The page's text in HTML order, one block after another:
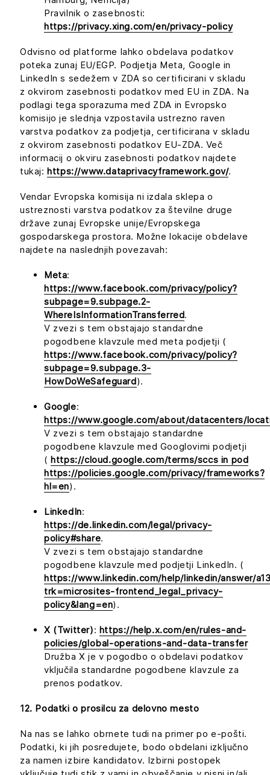
Pravilnik o zasebnosti:
https://privacy.xing.com/en/privacy-policy
Odvisno od platforme lahko obdelava podatkov
poteka zunaj EU/EGP. Podjetja Meta, Google in
LinkedIn s sedežem v ZDA so certificirani v skladu
z okvirom zasebnosti podatkov med EU in ZDA. Na
podlagi tega sporazuma med ZDA in Evropsko
komisijo je slednja vzpostavila ustrezno raven
varstva podatkov za podjetja, certificirana v skladu
z okvirom zasebnosti podatkov EU-ZDA. Več
informacij o okviru zasebnosti podatkov najdete
tukaj:https://www.dataprivacyframework.gov/.
Vendar Evropska komisija ni izdala sklepa o
ustreznosti varstva podatkov za številne druge
države zunaj Evropske unije/Evropskega
gospodarskega prostora. Možne lokacije obdelave
najdete na naslednjih povezavah:
Meta:
https://www.facebook.com/privacy/policy?
subpage=9.subpage.2-
WhereIsInformationTransferred.
V zvezi s tem obstajajo standardne
pogodbene klavzule med meta podjetji (
https://www.facebook.com/privacy/policy?
subpage=9.subpage.3-
HowDoWeSafeguard).
Google:
https://www.google.com/about/datacenters/
V zvezi s tem obstajajo standardne
pogodbene klavzule med Googlovimi podjetji
(https://cloud.google.com/terms/sccs in pod
https://policies.google.com/privacy/frameworks?
hl=en).
LinkedIn:
https://de.linkedin.com/legal/privacy-
policy#share.
V zvezi s tem obstajajo standardne
pogodbene klavzule med podjetji LinkedIn. (
https://www.linkedin.com/help/linkedin/answer/
trk=microsites-frontend_legal_privacy-
policy&lang=en).
X (Twitter): https://help.x.com/en/rules-and-
policies/global-operations-and-data-transfer
Družba X je v pogodbo o obdelavi podatkov
vključila standardne pogodbene klavzule za
prenos podatkov.
12. Podatki o prosilcu za delovno mesto
Na nas se lahko obrnete tudi na primer po e-pošti.
Podatki, ki jih posredujete, bodo obdelani izključno
za namen izbire kandidatov. Izbirni postopek